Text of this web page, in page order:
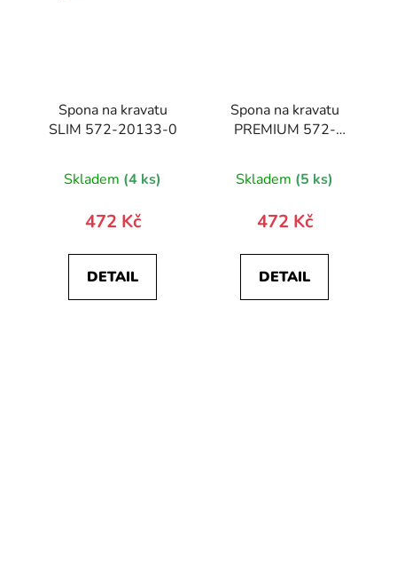
Spona na kravatu
SLIM 572-20133-0
Skladem (4 ks)
472 Kč
DETAIL
Spona na kravatu
PREMIUM 572-
Skladem (5 ks)
472 Kč
DETAIL